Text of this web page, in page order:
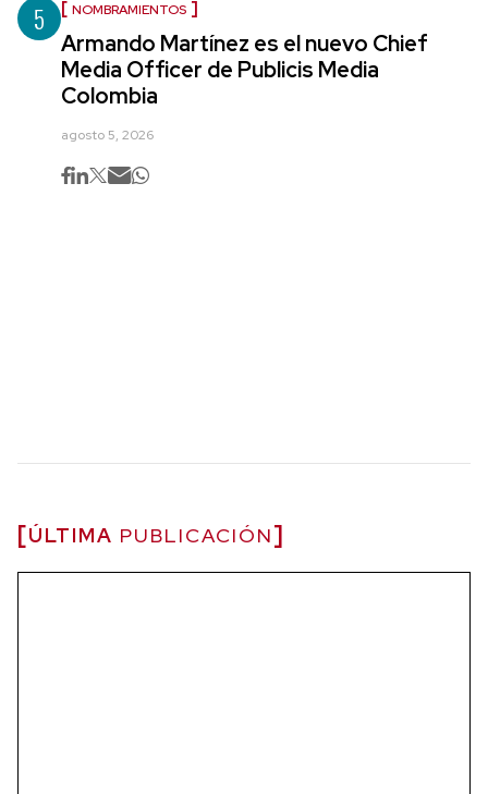
5 NOMBRAMIENTOS
Armando Martínez es el nuevo Chief
Media Officer de Publicis Media
Colombia
agosto 5, 2026
ÚLTIMA PUBLICACIÓN